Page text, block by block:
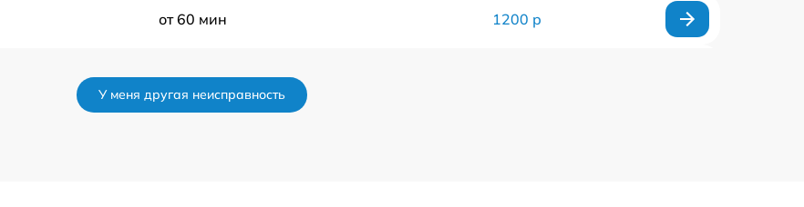
от 60 мин 1200 р
У меня другая неисправность